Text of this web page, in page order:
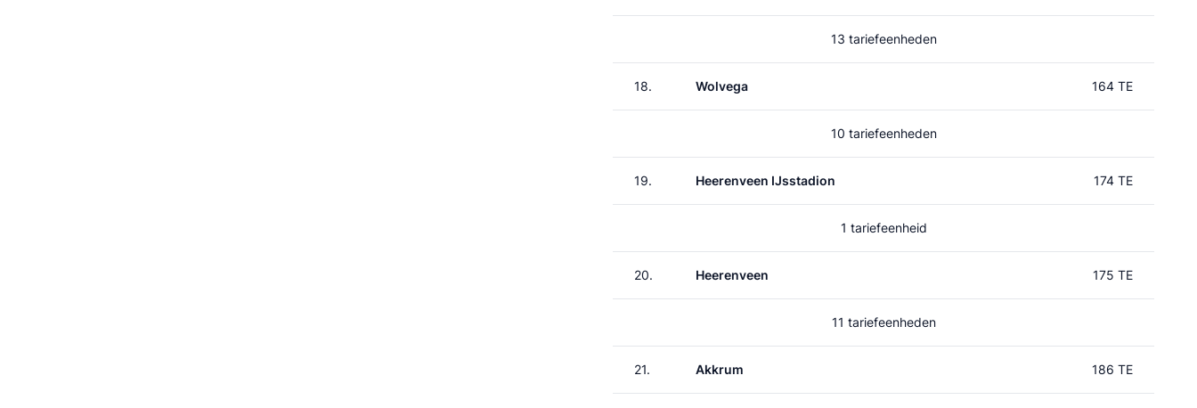
13 tariefeenheden
18. Wolvega 164 TE
10 tariefeenheden
19. Heerenveen IJsstadion 174 TE
1 tariefeenheid
20. Heerenveen 175 TE
11 tariefeenheden
21. Akkrum 186 TE